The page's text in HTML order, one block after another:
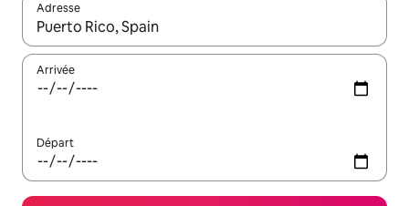
Adresse
Lorsque les résultats s'affichent, utilisez les flèches vers le
Arrivée
Départ